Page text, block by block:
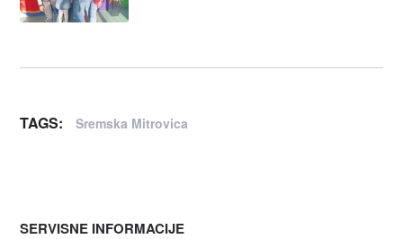
TAGS: Sremska Mitrovica
SERVISNE INFORMACIJE